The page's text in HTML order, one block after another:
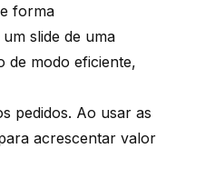
forma
slide de uma
de modo eficiente,
pedidos. Ao usar as
acrescentar valor